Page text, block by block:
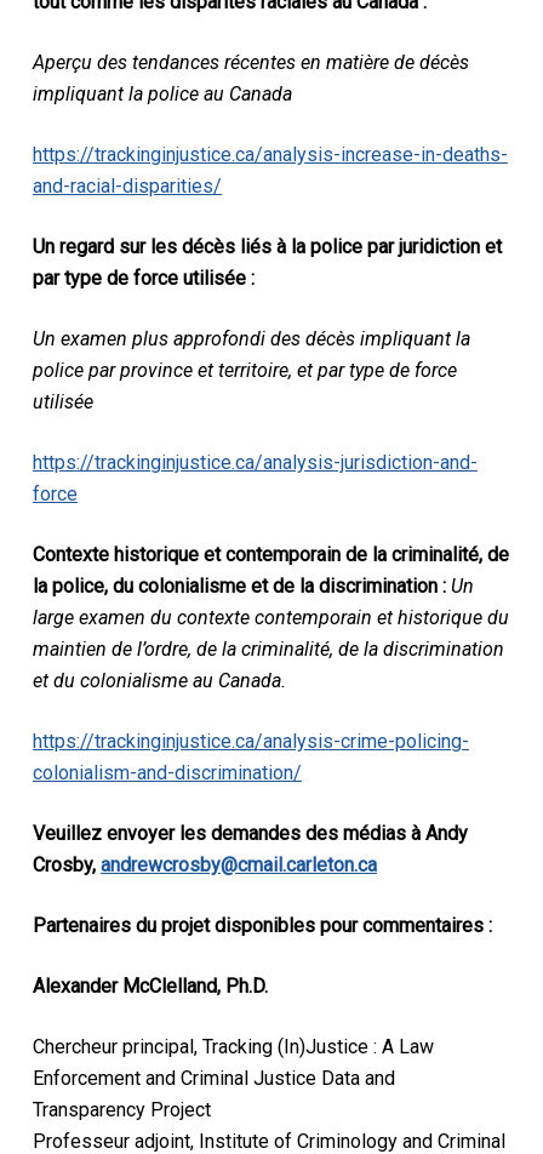
Aperçu des tendances récentes en matière de décès
impliquant la police au Canada
https://trackinginjustice.ca/analysis-increase-in-deaths-
and-racial-disparities/
Un regard sur les décès liés à la police par juridiction et
par type de force utilisée :
Un examen plus approfondi des décès impliquant la
police par province et territoire, et par type de force
utilisée
https://trackinginjustice.ca/analysis-jurisdiction-and-
force
Contexte historique et contemporain de la criminalité, de
la police, du colonialisme et de la discrimination : Un
large examen du contexte contemporain et historique du
maintien de l’ordre, de la criminalité, de la discrimination
et du colonialisme au Canada.
https://trackinginjustice.ca/analysis-crime-policing-
colonialism-and-discrimination/
Veuillez envoyer les demandes des médias à Andy
Crosby, andrewcrosby@cmail.carleton.ca
Partenaires du projet disponibles pour commentaires :
Alexander McClelland, Ph.D.
Chercheur principal, Tracking (In)Justice : A Law
Enforcement and Criminal Justice Data and
Transparency Project
Professeur adjoint, Institute of Criminology and Criminal